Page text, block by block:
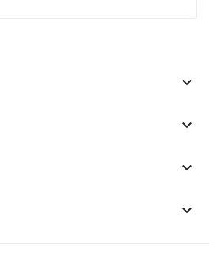
keyboard_arrow_down
keyboard_arrow_down
keyboard_arrow_down
keyboard_arrow_down